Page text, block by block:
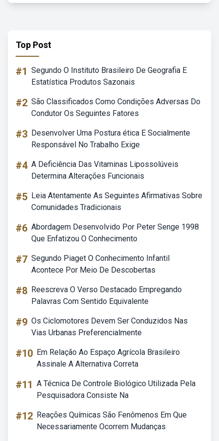
Top Post
#1 Segundo O Instituto Brasileiro De Geografia E
Estatística Produtos Sazonais
#2 São Classificados Como Condições Adversas Do
Condutor Os Seguintes Fatores
#3 Desenvolver Uma Postura ética E Socialmente
Responsável No Trabalho Exige
#4 A Deficiência Das Vitaminas Lipossolúveis
Determina Alterações Funcionais
#5 Leia Atentamente As Seguintes Afirmativas Sobre
Comunidades Tradicionais
#6 Abordagem Desenvolvido Por Peter Senge 1998
Que Enfatizou O Conhecimento
#7 Segundo Piaget O Conhecimento Infantil
Acontece Por Meio De Descobertas
#8 Reescreva O Verso Destacado Empregando
Palavras Com Sentido Equivalente
#9 Os Ciclomotores Devem Ser Conduzidos Nas
Vias Urbanas Preferencialmente
#10 Em Relação Ao Espaço Agrícola Brasileiro
Assinale A Alternativa Correta
#11 A Técnica De Controle Biológico Utilizada Pela
Pesquisadora Consiste Na
#12 Reações Químicas São Fenômenos Em Que
Necessariamente Ocorrem Mudanças